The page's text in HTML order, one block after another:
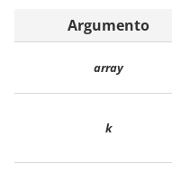
Argumento
array
k